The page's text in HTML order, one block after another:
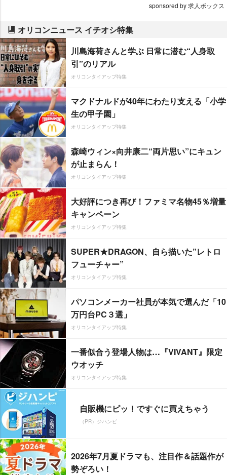
sponsored by 求人ボックス
オリコンニュース イチオシ特集
川島海荷さんと学ぶ 日常に潜む“人身取
引”のリアル
オリコンタイアップ特集
マクドナルドが40年にわたり支える「小学
生の甲子園」
オリコンタイアップ特集
森崎ウィン×向井康二“両片思い”にキュン
が止まらん！
オリコンタイアップ特集
大好評につき再び！ファミマ名物45％増量
キャンペーン
オリコンタイアップ特集
SUPER★DRAGON、自ら描いた”レトロ
フューチャー”
オリコンタイアップ特集
パソコンメーカー社員が本気で選んだ「10
万円台PC３選」
オリコンタイアップ特集
一番似合う登場人物は…『VIVANT』限定
ウオッチ
オリコンタイアップ特集
自販機にピッ！ですぐに買えちゃう
（PR）ジハンピ
2026年7月夏ドラマも、注目作＆話題作が
勢ぞろい！